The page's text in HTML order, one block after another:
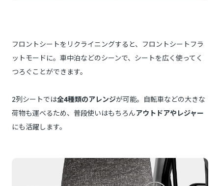
フロントシートをリクライニングすると、フロントシートフラ
ットモードに。車中泊などのシーンで、シートを広く使ってく
つろぐことができます。
2列シートでは全4種類のアレンジが可能。自転車などの大きな
荷物も運べるため、普段使いはもちろんアウトドアやレジャー
にも活躍します。